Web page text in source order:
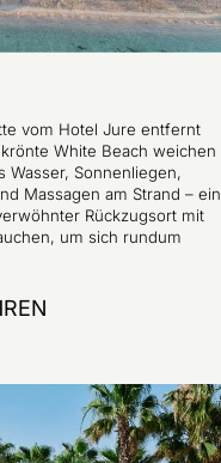
vom Hotel Jure entfernt
White Beach weichen
Wasser, Sonnenliegen,
Massagen am Strand – ein
Rückzugsort mit
um sich rundum